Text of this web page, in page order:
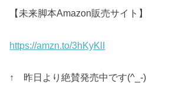
【未来脚本Amazon販売サイト】
https://amzn.to/3hKyKlI
↑ 昨日より絶賛発売中です(^_-)